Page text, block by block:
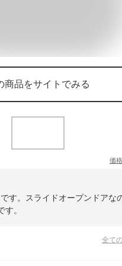
商品をサイトでみる
価
す。スライドオープンドアな
。
全て